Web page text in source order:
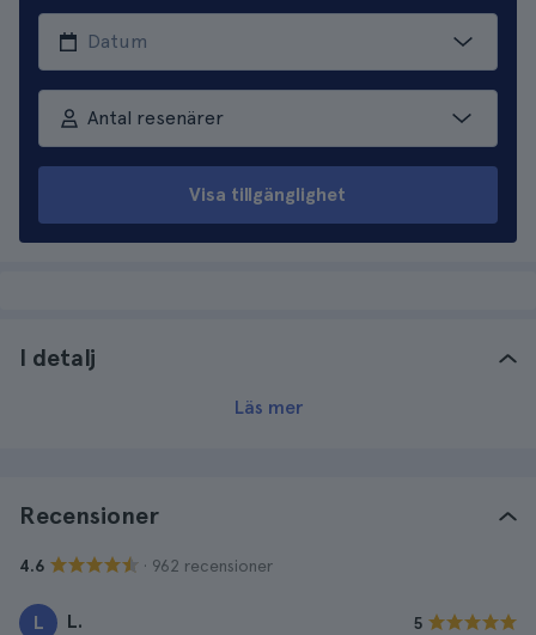
Antal resenärer
Visa tillgänglighet
I detalj
Läs mer
Recensioner
4.6 · 962 recensioner
L L. 5